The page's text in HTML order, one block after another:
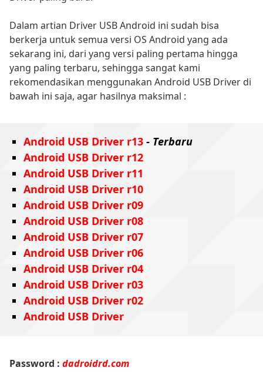
Dalam artian Driver USB Android ini sudah bisa
berkerja untuk semua versi OS Android yang ada
sekarang ini, dari yang versi paling pertama hingga
yang paling terbaru, sehingga sangat kami
rekomendasikan menggunakan Android USB Driver di
bawah ini saja, agar hasilnya maksimal :
Android USB Driver r13 - Terbaru
Android USB Driver r12
Android USB Driver r11
Android USB Driver r10
Android USB Driver r09
Android USB Driver r08
Android USB Driver r07
Android USB Driver r06
Android USB Driver r04
Android USB Driver r03
Android USB Driver r02
Android USB Driver
Password : dadroidrd.com